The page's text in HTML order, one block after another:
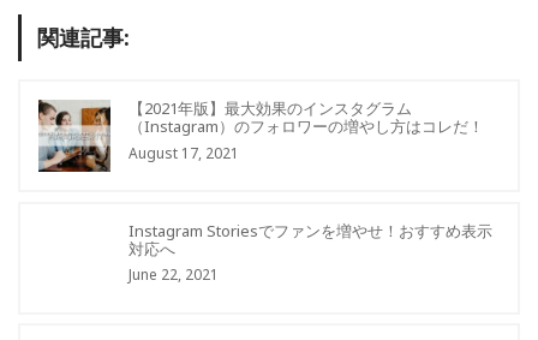
関連記事:
【2021年版】最大効果のインスタグラム
（Instagram）のフォロワーの増やし方はコレだ！
August 17, 2021
Instagram Storiesでファンを増やせ！おすすめ表示
対応へ
June 22, 2021